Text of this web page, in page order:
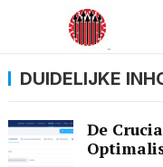
DUIDELIJKE
De